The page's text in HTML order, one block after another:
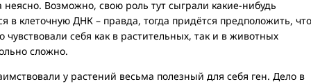
Возможно, свою роль тут сыграли какие-нибудь
в клеточную ДНК – правда, тогда придётся предположить, что
себя как в растительных, так и в животных
сложно.
у растений весьма полезный для себя ген. Дело в